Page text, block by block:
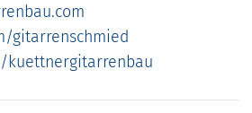
gitarrenschmied
kuettnergitarrenbau